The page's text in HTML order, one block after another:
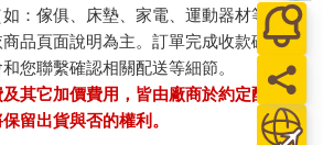
：傢俱、床墊、家電、運動器材等）及
品頁面說明為主。訂單完成收款確認
您聯繫確認相關配送等細節。
其它加價費用，皆由廠商於約定配送時
留出貨與否的權利。